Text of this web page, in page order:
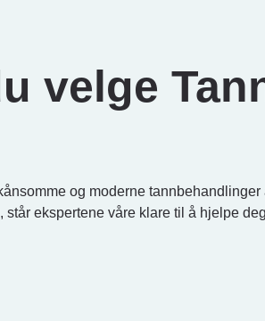
velge
og moderne
, står ekspertene våre klare til å hjelpe